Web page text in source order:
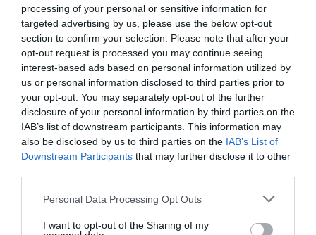
processing of your personal or sensitive information for
targeted advertising by us, please use the below opt-out
section to confirm your selection. Please note that after your
opt-out request is processed you may continue seeing
interest-based ads based on personal information utilized by
us or personal information disclosed to third parties prior to
your opt-out. You may separately opt-out of the further
disclosure of your personal information by third parties on the
IAB’s list of downstream participants. This information may
also be disclosed by us to third parties on the IAB’s List of
Downstream Participants that may further disclose it to other
Please note that this website/app uses one or more Google
not limited to your visit or usage behaviour. You may click to
Personal Data Processing Opt Outs
I want to opt-out of the Sharing of my
Νάνσυ Ζαμπέτογλου: Τα γενέθλια on air και η
συγκίνηση στο πλατό (Βίντεο)
«Εμείς γιορτάζουμε σήμερα»
03.06.2026 - 18:03